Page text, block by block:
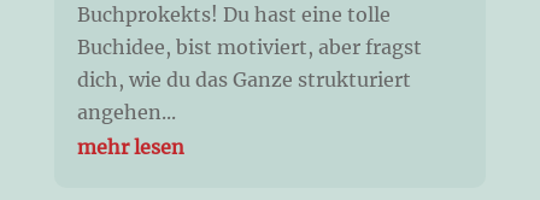
Buchprokekts! Du hast eine tolle
Buchidee, bist motiviert, aber fragst
dich, wie du das Ganze strukturiert
angehen...
mehr lesen